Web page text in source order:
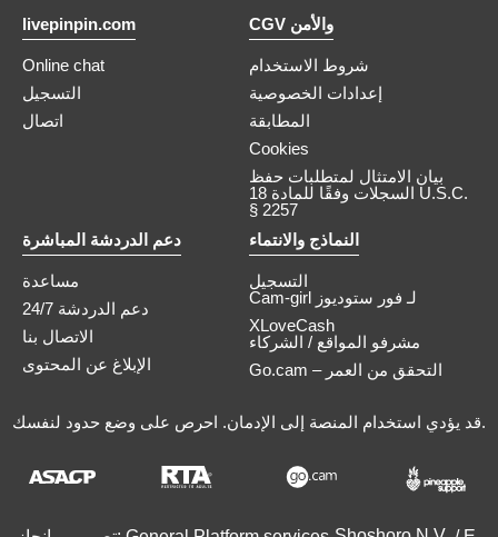
livepinpin.com
Online chat
التسجيل
اتصال
CGV والأمن
شروط الاستخدام
إعدادات الخصوصية
المطابقة
Cookies
بيان الامتثال لمتطلبات حفظ
السجلات وفقًا للمادة 18 U.S.C.
§ 2257
دعم الدردشة المباشرة
مساعدة
دعم الدردشة 24/7
الاتصال بنا
الإبلاغ عن المحتوى
النماذج والانتماء
التسجيل
Cam-girl لـ فور ستوديوز
XLoveCash
مشرفو المواقع / الشركاء
Go.cam – التحقق من العمر
قد يؤدي استخدام المنصة إلى الإدمان. احرص على وضع حدود لنفسك.